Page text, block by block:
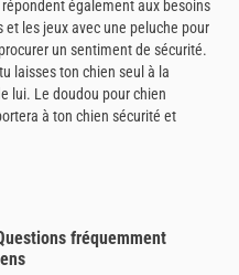
également aux besoins
les jeux avec une peluche pour
un sentiment de sécurité.
laisses ton chien seul à la
lui. Le doudou pour chien
à ton chien sécurité et
fréquemment